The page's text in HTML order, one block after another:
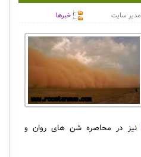
مدیر سایت خبرها
نیز در محاصره شن های روان و